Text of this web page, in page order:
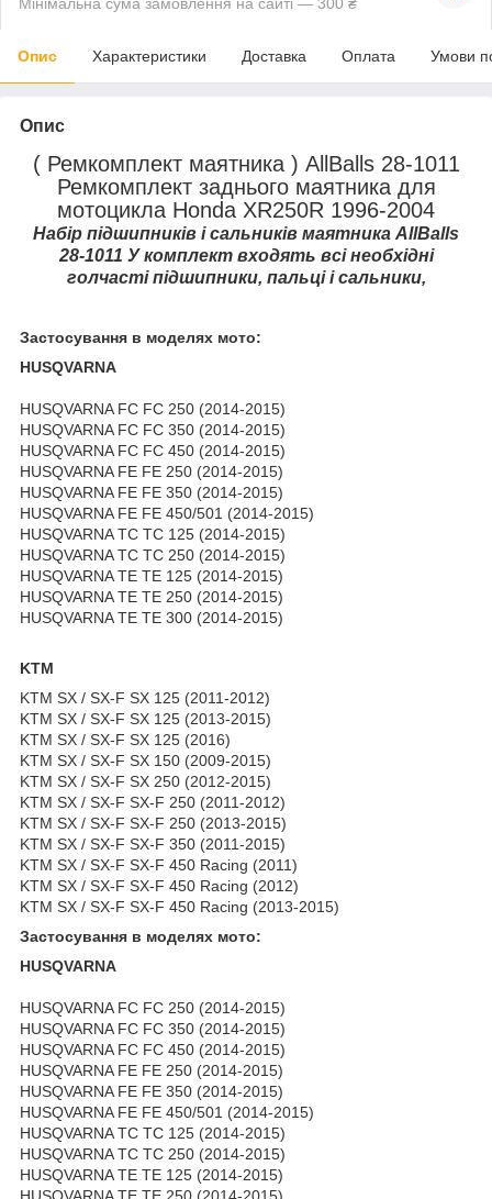
Опис Характеристики Доставка Оплата Умови
Опис
( Ремкомплект маятника ) AllBalls 28-1011
Ремкомплект заднього маятника для
мотоцикла Honda XR250R 1996-2004
Набір підшипників і сальників маятника AllBalls
28-1011 У комплект входять всі необхідні
голчасті підшипники, пальці і сальники,
Застосування в моделях мото:
HUSQVARNA
HUSQVARNA FC FC 250 (2014-2015)
HUSQVARNA FC FC 350 (2014-2015)
HUSQVARNA FC FC 450 (2014-2015)
HUSQVARNA FE FE 250 (2014-2015)
HUSQVARNA FE FE 350 (2014-2015)
HUSQVARNA FE FE 450/501 (2014-2015)
HUSQVARNA TC TC 125 (2014-2015)
HUSQVARNA TC TC 250 (2014-2015)
HUSQVARNA TE TE 125 (2014-2015)
HUSQVARNA TE TE 250 (2014-2015)
HUSQVARNA TE TE 300 (2014-2015)
KTM
KTM SX / SX-F SX 125 (2011-2012)
KTM SX / SX-F SX 125 (2013-2015)
KTM SX / SX-F SX 125 (2016)
KTM SX / SX-F SX 150 (2009-2015)
KTM SX / SX-F SX 250 (2012-2015)
KTM SX / SX-F SX-F 250 (2011-2012)
KTM SX / SX-F SX-F 250 (2013-2015)
KTM SX / SX-F SX-F 350 (2011-2015)
KTM SX / SX-F SX-F 450 Racing (2011)
KTM SX / SX-F SX-F 450 Racing (2012)
KTM SX / SX-F SX-F 450 Racing (2013-2015)
Застосування в моделях мото:
HUSQVARNA
HUSQVARNA FC FC 250 (2014-2015)
HUSQVARNA FC FC 350 (2014-2015)
HUSQVARNA FC FC 450 (2014-2015)
HUSQVARNA FE FE 250 (2014-2015)
HUSQVARNA FE FE 350 (2014-2015)
HUSQVARNA FE FE 450/501 (2014-2015)
HUSQVARNA TC TC 125 (2014-2015)
HUSQVARNA TC TC 250 (2014-2015)
HUSQVARNA TE TE 125 (2014-2015)
HUSQVARNA TE TE 250 (2014-2015)